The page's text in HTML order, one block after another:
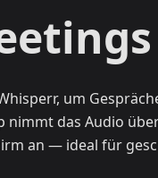
um
nimmt das Audio
an — ideal für